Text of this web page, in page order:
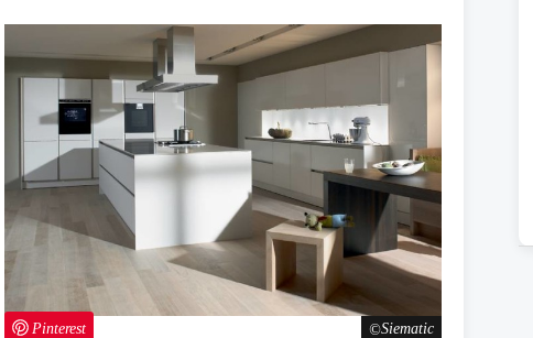
Siematic
Pinterest